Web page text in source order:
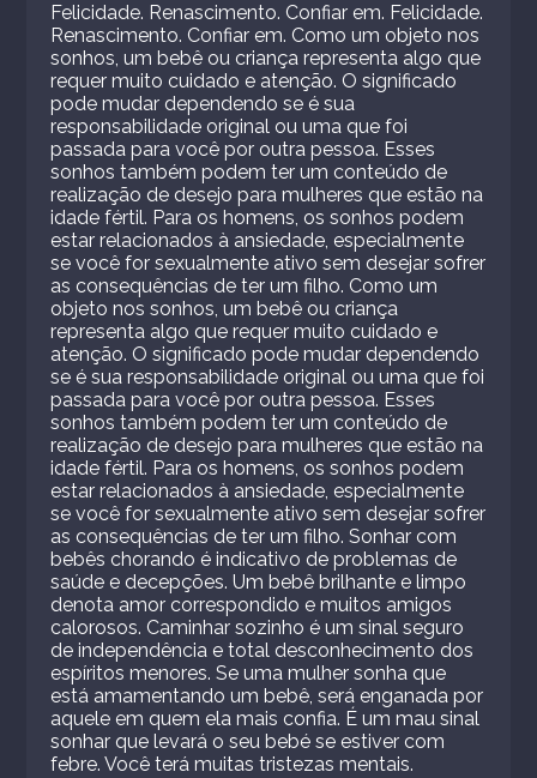
Felicidade. Renascimento. Confiar em. Felicidade.
Renascimento. Confiar em. Como um objeto nos
sonhos, um bebê ou criança representa algo que
requer muito cuidado e atenção. O significado
pode mudar dependendo se é sua
responsabilidade original ou uma que foi
passada para você por outra pessoa. Esses
sonhos também podem ter um conteúdo de
realização de desejo para mulheres que estão na
idade fértil. Para os homens, os sonhos podem
estar relacionados à ansiedade, especialmente
se você for sexualmente ativo sem desejar sofrer
as consequências de ter um filho. Como um
objeto nos sonhos, um bebê ou criança
representa algo que requer muito cuidado e
atenção. O significado pode mudar dependendo
se é sua responsabilidade original ou uma que foi
passada para você por outra pessoa. Esses
sonhos também podem ter um conteúdo de
realização de desejo para mulheres que estão na
idade fértil. Para os homens, os sonhos podem
estar relacionados à ansiedade, especialmente
se você for sexualmente ativo sem desejar sofrer
as consequências de ter um filho. Sonhar com
bebês chorando é indicativo de problemas de
saúde e decepções. Um bebê brilhante e limpo
denota amor correspondido e muitos amigos
calorosos. Caminhar sozinho é um sinal seguro
de independência e total desconhecimento dos
espíritos menores. Se uma mulher sonha que
está amamentando um bebê, será enganada por
aquele em quem ela mais confia. É um mau sinal
sonhar que levará o seu bebé se estiver com
febre. Você terá muitas tristezas mentais.